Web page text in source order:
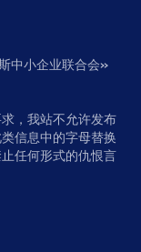
中小企业联合会»
，我站不允许发布
信息中的字母替换
任何形式的仇恨言